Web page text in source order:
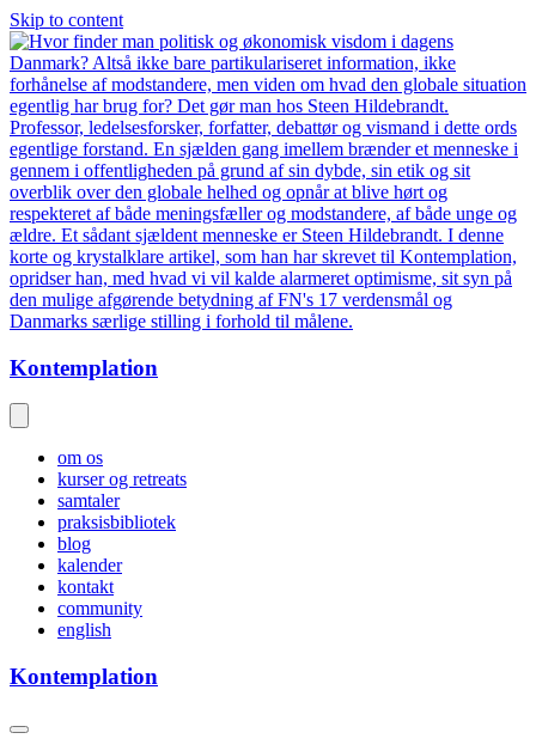
Skip to content
Kontemplation
om os
kurser og retreats
samtaler
praksisbibliotek
blog
kalender
kontakt
community
english
Kontemplation